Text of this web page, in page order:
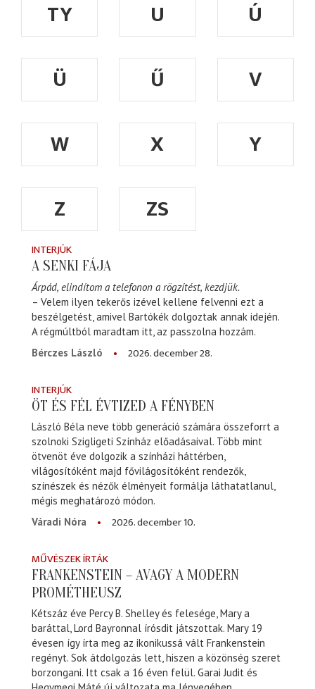
TY U
Ú
Ü
Ű
V
W
X
Y
Z
ZS
INTERJÚK
A SENKI FÁJA
Árpád, elindítom a telefonon a rögzítést, kezdjük.
– Velem ilyen tekerős izével kellene felvenni ezt a
beszélgetést, amivel Bartókék dolgoztak annak idején.
A régmúltból maradtam itt, az passzolna hozzám.
Bérczes László
2026. december 28.
INTERJÚK
ÖT ÉS FÉL ÉVTIZED A FÉNYBEN
László Béla neve több generáció számára összeforrt a
szolnoki Szigligeti Színház előadásaival. Több mint
ötvenöt éve dolgozik a színházi háttérben,
világosítóként majd fővilágosítóként rendezők,
színészek és nézők élményeit formálja láthatatlanul,
mégis meghatározó módon.
Váradi Nóra
2026. december 10.
MŰVÉSZEK ÍRTÁK
FRANKENSTEIN – AVAGY A MODERN
PROMÉTHEUSZ
Kétszáz éve Percy B. Shelley és felesége, Mary a
baráttal, Lord Bayronnal írósdit játszottak. Mary 19
évesen így írta meg az ikonikussá vált Frankenstein
regényt. Sok átdolgozás lett, hiszen a közönség szeret
borzongani. Itt csak a 16 éven felül. Garai Judit és